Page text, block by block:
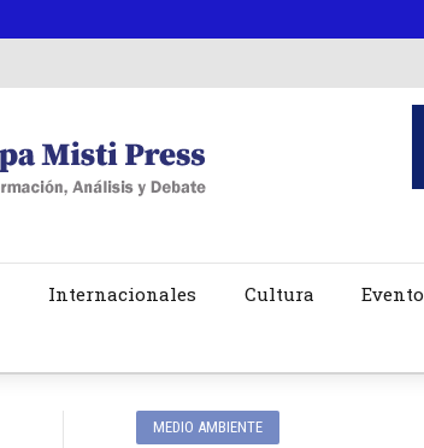
Internacionales Cultura
MEDIO AMBIENTE